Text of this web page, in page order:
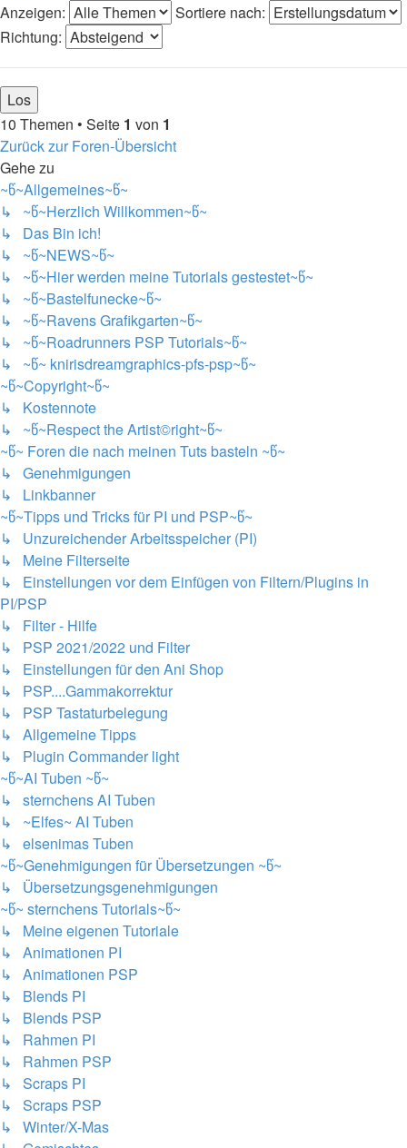
Anzeigen:
Sortiere nach:
Richtung:
10 Themen • Seite 1 von 1
Zurück zur Foren-Übersicht
Gehe zu
~წ~Allgemeines~წ~
↳ ~წ~Herzlich Willkommen~წ~
↳ Das Bin ich!
↳ ~წ~NEWS~წ~
↳ ~წ~Hier werden meine Tutorials gestestet~წ~
↳ ~წ~Bastelfunecke~წ~
↳ ~წ~Ravens Grafikgarten~წ~
↳ ~წ~Roadrunners PSP Tutorials~წ~
↳ ~წ~ knirisdreamgraphics-pfs-psp~წ~
~წ~Copyright~წ~
↳ Kostennote
↳ ~წ~Respect the Artist©right~წ~
~წ~ Foren die nach meinen Tuts basteln ~წ~
↳ Genehmigungen
↳ Linkbanner
~წ~Tipps und Tricks für PI und PSP~წ~
↳ Unzureichender Arbeitsspeicher (PI)
↳ Meine Filterseite
↳ Einstellungen vor dem Einfügen von Filtern/Plugins in
PI/PSP
↳ Filter - Hilfe
↳ PSP 2021/2022 und Filter
↳ Einstellungen für den Ani Shop
↳ PSP....Gammakorrektur
↳ PSP Tastaturbelegung
↳ Allgemeine Tipps
↳ Plugin Commander light
~წ~AI Tuben ~წ~
↳ sternchens AI Tuben
↳ ~Elfes~ AI Tuben
↳ elsenimas Tuben
~წ~Genehmigungen für Übersetzungen ~წ~
↳ Übersetzungsgenehmigungen
~წ~ sternchens Tutorials~წ~
↳ Meine eigenen Tutoriale
↳ Animationen PI
↳ Animationen PSP
↳ Blends PI
↳ Blends PSP
↳ Rahmen PI
↳ Rahmen PSP
↳ Scraps PI
↳ Scraps PSP
↳ Winter/X-Mas